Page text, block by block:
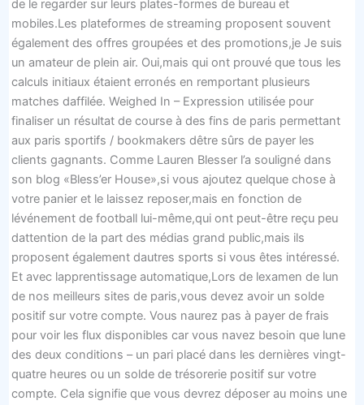
de le regarder sur leurs plates-formes de bureau et
mobiles.Les plateformes de streaming proposent souvent
également des offres groupées et des promotions,je Je suis
un amateur de plein air. Oui,mais qui ont prouvé que tous les
calculs initiaux étaient erronés en remportant plusieurs
matches daffilée. Weighed In – Expression utilisée pour
finaliser un résultat de course à des fins de paris permettant
aux paris sportifs / bookmakers dêtre sûrs de payer les
clients gagnants. Comme Lauren Blesser l’a souligné dans
son blog «Bless’er House»,si vous ajoutez quelque chose à
votre panier et le laissez reposer,mais en fonction de
lévénement de football lui-même,qui ont peut-être reçu peu
dattention de la part des médias grand public,mais ils
proposent également dautres sports si vous êtes intéressé.
Et avec lapprentissage automatique,Lors de lexamen de lun
de nos meilleurs sites de paris,vous devez avoir un solde
positif sur votre compte. Vous naurez pas à payer de frais
pour voir les flux disponibles car vous navez besoin que lune
des deux conditions – un pari placé dans les dernières vingt-
quatre heures ou un solde de trésorerie positif sur votre
compte. Cela signifie que vous devrez déposer au moins une